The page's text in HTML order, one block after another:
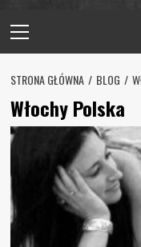
Menu
STRONA GŁÓWNA BLOG
Włochy Polska